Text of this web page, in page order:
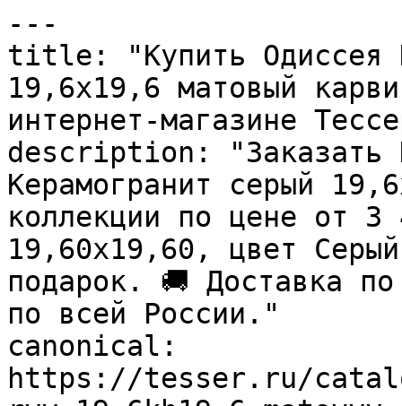
---
title: "Купить Одиссея
19,6х19,6 матовый
интернет-магазине
description: "Заказать
Керамогранит серый
коллекции по цене от 3
19,60x19,60, цвет
подарок. 🚚 Доставка
по всей России."
canonical:
https://tesser.ru/